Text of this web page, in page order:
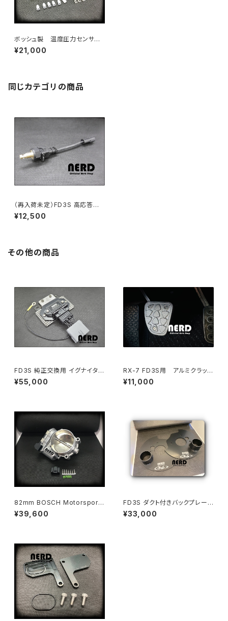
ボッシュ製 温度圧力センサー
キット Bosch Motorsport L
iquid Pressure/Temp com
¥21,000
同じカテゴリの商品
（再入荷未定）FD3S 高応答
吸気温度センサー ( FD3S Hi
ghSpeed IAT )
¥12,500
その他の商品
FD3S 純正交換用 イグナイタ
キット (FD3S Ignition Mod
ule Kit) N3A1-18-251互換
¥55,000
RX-7 FD3S用 アルミクラッチ
ペダルカバー （ハイリフト15m
m）
¥11,000
82mm BOSCH Motorsport
Electronic Throttle Body
¥39,600
FD3S ダクト付きバックプレー
ト -FD3S Back Plate Front
with Air Duct-
¥33,000